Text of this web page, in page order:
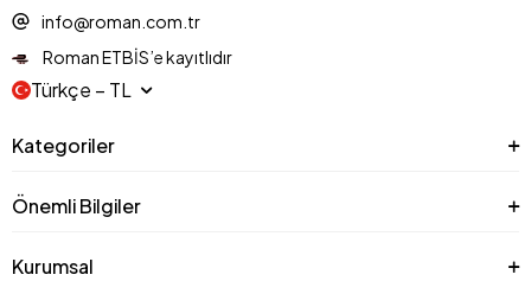
info@roman.com.tr
Roman ETBİS’e kayıtlıdır
Türkçe − TL
Kategoriler
Önemli Bilgiler
Kurumsal